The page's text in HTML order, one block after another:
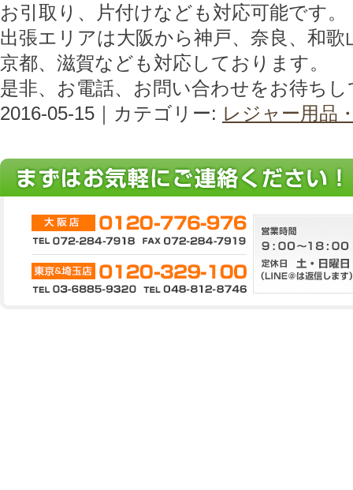
お引取り、片付けなども対応可能です。
出張エリアは大阪から神戸、奈良、和歌
京都、滋賀なども対応しております。
是非、お電話、お問い合わせをお待ち
2016-05-15｜カテゴリー: レジャー用品